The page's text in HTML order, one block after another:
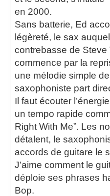
en 2000.
Sans batterie, Ed
légèreté, le sax
contrebasse de Steve
commence par la
une mélodie simple
saxophoniste part
Il faut écouter
un tempo rapide
Right With Me”. Les
détalent, le
accords de guitare le
J’aime comment le
déploie ses phrases
Bop.